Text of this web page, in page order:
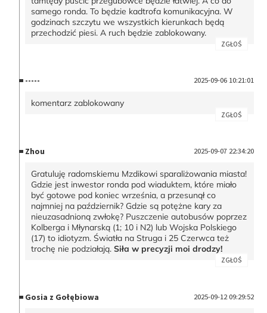
samego ronda. To będzie kadtrofa komunikacyjna. W
godzinach szczytu we wszystkich kierunkach będą
przechodzić piesi. A ruch będzie zablokowany.
ZGŁOŚ
----- 2025-09-06 10:21:01
komentarz zablokowany
ZGŁOŚ
Zhou 2025-09-07 22:34:20
Gratuluję radomskiemu Mzdikowi sparaliżowania miasta!
Gdzie jest inwestor ronda pod wiaduktem, które miało
być gotowe pod koniec września, a przesunął co
najmniej na październik? Gdzie są potężne kary za
nieuzasadnioną zwłokę? Puszczenie autobusów poprzez
Kolberga i Młynarską (1; 10 i N2) lub Wojska Polskiego
(17) to idiotyzm. Światła na Struga i 25 Czerwca też
trochę nie podziałają.Siła w precyzji moi drodzy!
ZGŁOŚ
Gosia z Gołębiowa 2025-09-12 09:29:52